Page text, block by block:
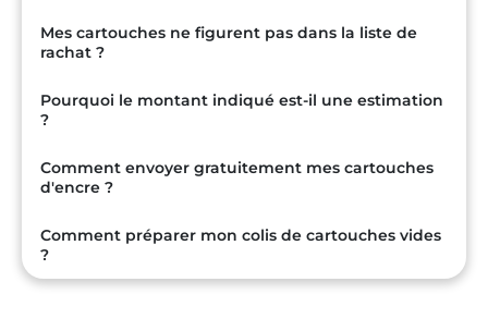
Mes cartouches ne figurent pas dans la liste de
rachat ?
Pourquoi le montant indiqué est-il une estimation
?
Comment envoyer gratuitement mes cartouches
d'encre ?
Comment préparer mon colis de cartouches vides
?